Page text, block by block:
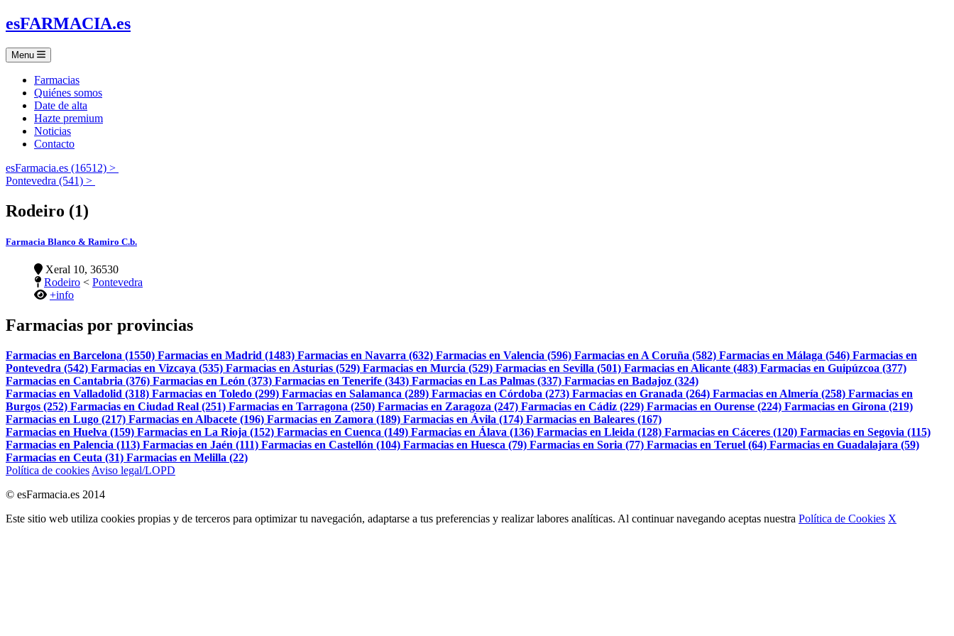
esFARMACIA.es
Menu
Farmacias
Quiénes somos
Date de alta
Hazte premium
Noticias
Contacto
esFarmacia.es (16512) >
Pontevedra (541) >
Rodeiro (1)
Farmacia Blanco & Ramiro C.b.
Xeral 10, 36530
Rodeiro < Pontevedra
+info
Farmacias por provincias
Farmacias en Barcelona (1550) Farmacias en Madrid (1483) Farmacias en Navarra (632) Farmacias en Valencia (596) Farmacias en A Coruña (582) Farmacias en Málaga (546) Farmacias en
Pontevedra (542) Farmacias en Vizcaya (535) Farmacias en Asturias (529) Farmacias en Murcia (529) Farmacias en Sevilla (501) Farmacias en Alicante (483) Farmacias en Guipúzcoa (377)
Farmacias en Cantabria (376) Farmacias en León (373) Farmacias en Tenerife (343) Farmacias en Las Palmas (337) Farmacias en Badajoz (324)
Farmacias en Valladolid (318) Farmacias en Toledo (299) Farmacias en Salamanca (289) Farmacias en Córdoba (273) Farmacias en Granada (264) Farmacias en Almería (258) Farmacias en
Burgos (252) Farmacias en Ciudad Real (251) Farmacias en Tarragona (250) Farmacias en Zaragoza (247) Farmacias en Cádiz (229) Farmacias en Ourense (224) Farmacias en Girona (219)
Farmacias en Lugo (217) Farmacias en Albacete (196) Farmacias en Zamora (189) Farmacias en Ávila (174) Farmacias en Baleares (167)
Farmacias en Huelva (159) Farmacias en La Rioja (152) Farmacias en Cuenca (149) Farmacias en Álava (136) Farmacias en Lleida (128) Farmacias en Cáceres (120) Farmacias en Segovia (115)
Farmacias en Palencia (113) Farmacias en Jaén (111) Farmacias en Castellón (104) Farmacias en Huesca (79) Farmacias en Soria (77) Farmacias en Teruel (64) Farmacias en Guadalajara (59)
Farmacias en Ceuta (31) Farmacias en Melilla (22)
Política de cookies Aviso legal/LOPD
© esFarmacia.es 2014
Este sitio web utiliza cookies propias y de terceros para optimizar tu navegación, adaptarse a tus preferencias y realizar labores analíticas. Al continuar navegando aceptas nuestra Política de Cookies X